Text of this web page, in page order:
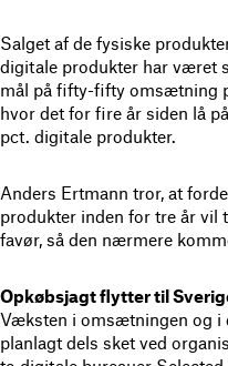
Salget af de fysiske
digitale produkter har været
mål på fifty-fifty omsætning
hvor det for fire år siden lå
pct. digitale produkter.
Anders Ertmann tror, at
produkter inden for tre år vil
favør, så den nærmere
Opkøbsjagt flytter til
Væksten i omsætningen og i
planlagt dels sket ved